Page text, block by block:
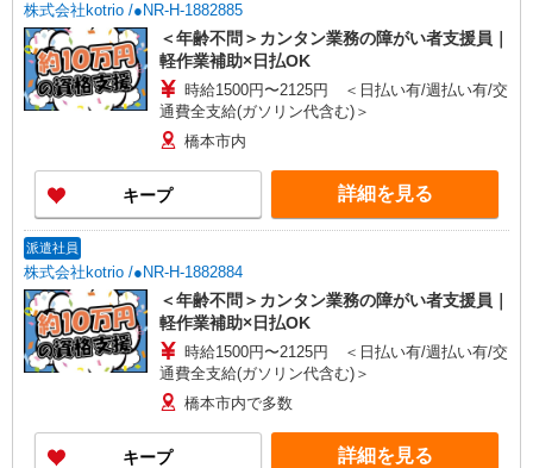
株式会社kotrio /●NR-H-1882885
＜年齢不問＞カンタン業務の障がい者支援員｜
軽作業補助×日払OK
時給1500円〜2125円 ＜日払い有/週払い有/交
通費全支給(ガソリン代含む)＞
橋本市内
キープ 詳細を見る
派遣社員
株式会社kotrio /●NR-H-1882884
＜年齢不問＞カンタン業務の障がい者支援員｜
軽作業補助×日払OK
時給1500円〜2125円 ＜日払い有/週払い有/交
通費全支給(ガソリン代含む)＞
橋本市内で多数
キープ 詳細を見る